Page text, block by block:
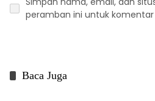
peramban ini untuk
Baca Juga